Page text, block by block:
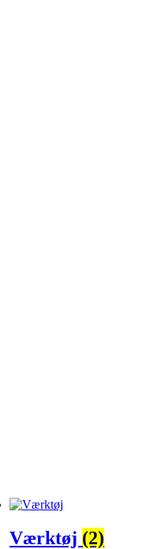
Værktøj (2)